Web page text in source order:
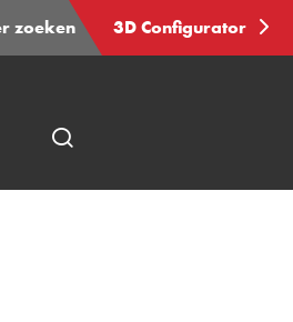
zoeken 3D Configurator